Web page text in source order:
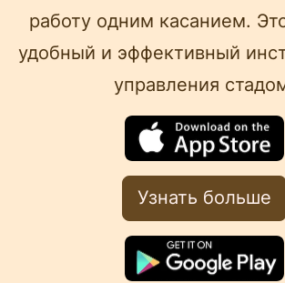
работу одним касанием.
удобный и эффективный
управления
Узнать больше